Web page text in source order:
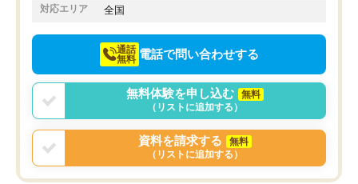
対応エリア 全国
通話
無料 電話で問い合わせする
無料体験を申し込む
無料
（リストに追加する）
資料を請求する
無料
（リストに追加する）